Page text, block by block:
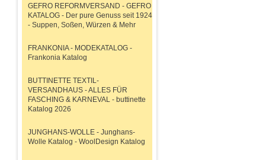
GEFRO REFORMVERSAND - GEFRO
KATALOG - Der pure Genuss seit 1924
- Suppen, Soßen, Würzen & Mehr
FRANKONIA - MODEKATALOG -
Frankonia Katalog
BUTTINETTE TEXTIL-
VERSANDHAUS - ALLES FÜR
FASCHING & KARNEVAL - buttinette
Katalog 2026
JUNGHANS-WOLLE - Junghans-
Wolle Katalog - WoolDesign Katalog